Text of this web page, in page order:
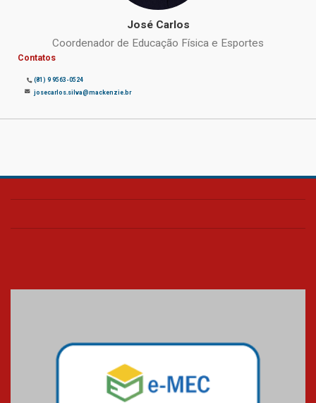
José Carlos
Coordenador de Educação Física e Esportes
Contatos
(81) 9 9563-0524
josecarlos.silva@mackenzie.br